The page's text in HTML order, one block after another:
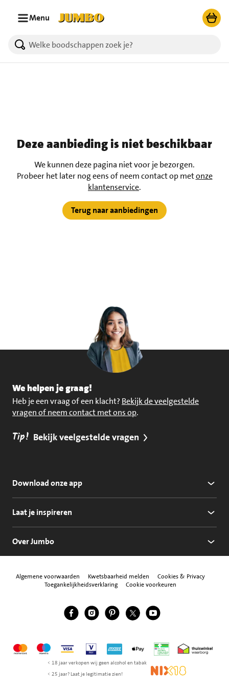
Menu
Deze aanbieding is niet beschikbaar
We kunnen deze pagina niet voor je bezorgen.
Probeer het later nog eens of neem contact op metonze
klantenservice.
Terug naar aanbiedingen
We helpen je graag!
Heb je een vraag of een klacht? Bekijk de veelgestelde
vragen of neem contact met ons op.
Tip! Bekijk veelgestelde vragen
Download onze app
Laat je inspireren
Over Jumbo
Algemene voorwaarden Kwetsbaarheid melden
Cookies & Privacy
Toegankelijkheidsverklaring
Cookie voorkeuren
Volg ons
Jumbo Facebook
Jumbo Instagram
Jumbo Pinterest
Jumbo Twitter
Jumbo YouTube
MastercardMaestroVisa Vpay American Express
Apple Pay Thuiswinkel
< 18 jaar verkopen wij geen alcohol en tabak
< 25 jaar? Laat je legitimatie zien!
NIX18